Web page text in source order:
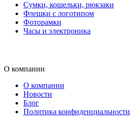
Сумки, кошельки, рюкзаки
Флешки с логотипом
Фоторамки
Часы и электроника
О компании
О компании
Новости
Блог
Политика конфиденциальности